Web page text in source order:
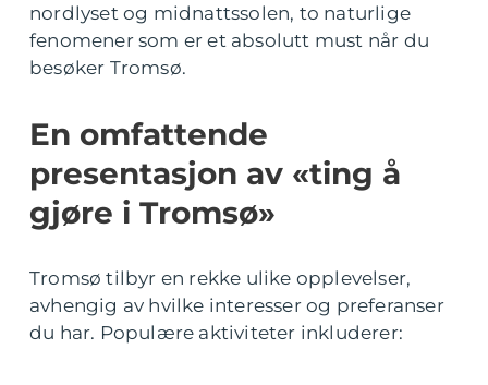
nordlyset og midnattssolen, to naturlige
fenomener som er et absolutt must når du
besøker Tromsø.
En omfattende
presentasjon av «ting å
gjøre i Tromsø»
Tromsø tilbyr en rekke ulike opplevelser,
avhengig av hvilke interesser og preferanser
du har. Populære aktiviteter inkluderer: